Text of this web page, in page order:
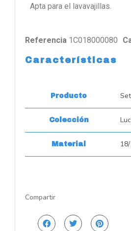
Apta para el lavavajillas.
Referencia 1C018000080
Características
Producto
Colección
Material
Compartir